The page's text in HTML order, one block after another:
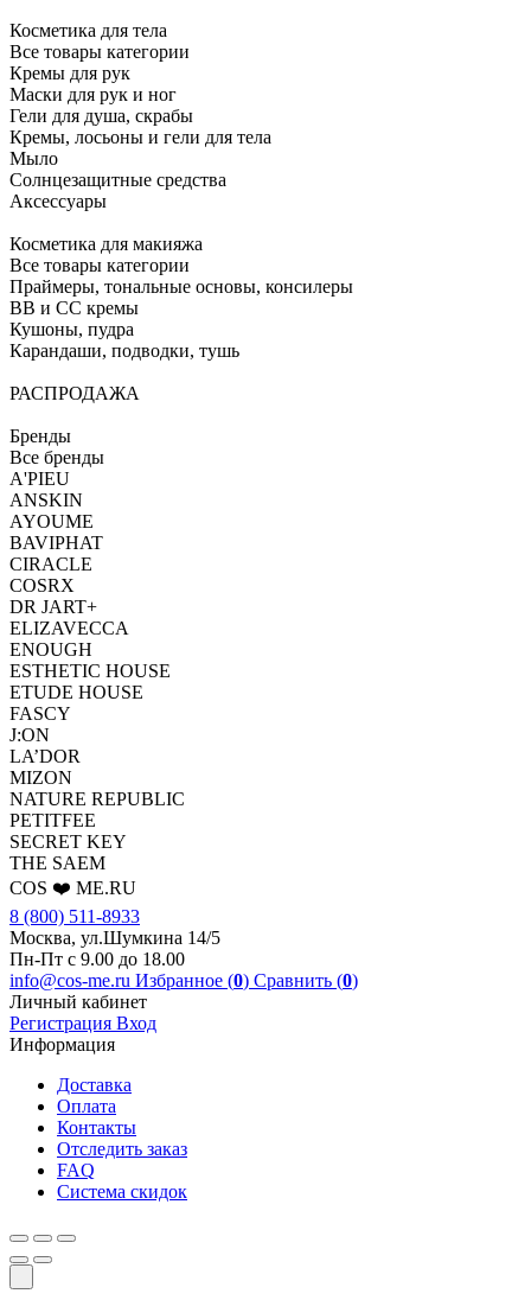
Косметика для тела
Все товары категории
Кремы для рук
Маски для рук и ног
Гели для душа, скрабы
Кремы, лосьоны и гели для тела
Мыло
Солнцезащитные средства
Аксессуары
Косметика для макияжа
Все товары категории
Праймеры, тональные основы, консилеры
BB и CC кремы
Кушоны, пудра
Карандаши, подводки, тушь
РАСПРОДАЖА
Бренды
Все бренды
A'PIEU
ANSKIN
AYOUME
BAVIPHAT
CIRACLE
COSRX
DR JART+
ELIZAVECCA
ENOUGH
ESTHETIC HOUSE
ETUDE HOUSE
FASCY
J:ON
LA’DOR
MIZON
NATURE REPUBLIC
PETITFEE
SEСRET KEY
THE SAEM
COS ❤️ ME.RU
8 (800) 511-8933
Москва, ул.Шумкина 14/5
Пн-Пт с 9.00 до 18.00
info@cos-me.ru Избранное (0) Сравнить (0)
Личный кабинет
Регистрация Вход
Информация
Доставка
Оплата
Контакты
Отследить заказ
FAQ
Система скидок